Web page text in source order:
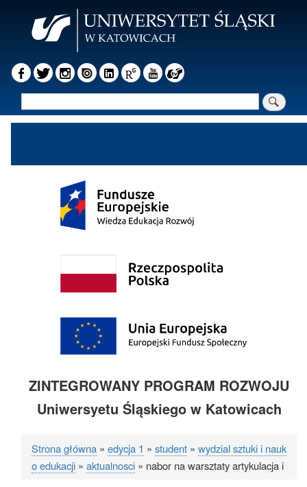
ZINTEGROWANY PROGRAM ROZWOJU
Uniwersyetu Śląskiego w Katowicach
Ścieżka
Strona główna edycja 1 student
wydzial sztuki i nauk
o edukacji
aktualnosci nabor na warsztaty artykulacja i